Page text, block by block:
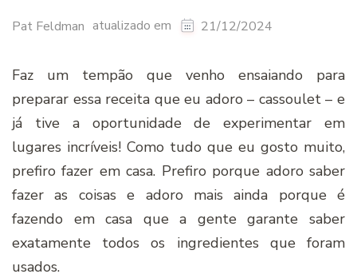
Pat Feldman atualizado em 21/12/2024
Faz um tempão que venho ensaiando para
preparar essa receita que eu adoro – cassoulet – e
já tive a oportunidade de experimentar em
lugares incríveis! Como tudo que eu gosto muito,
prefiro fazer em casa. Prefiro porque adoro saber
fazer as coisas e adoro mais ainda porque é
fazendo em casa que a gente garante saber
exatamente todos os ingredientes que foram
usados.